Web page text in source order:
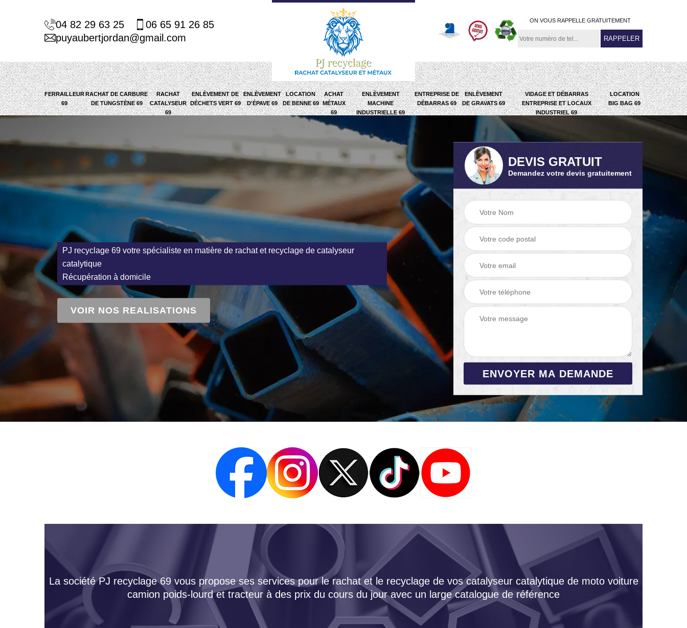
04 82 29 63 25
06 65 91 26 85
puyaubertjordan@gmail.com
ON VOUS RAPPELLE GRATUITEMENT
FERRAILLEUR
69
RACHAT DE CARBURE
DE TUNGSTÈNE 69
RACHAT
CATALYSEUR
69
ENLÈVEMENT DE
DÉCHETS VERT 69
ENLÈVEMENT
D'ÉPAVE 69
LOCATION
DE BENNE 69
ACHAT
MÉTAUX
69
ENLÈVEMENT
MACHINE
INDUSTRIELLE 69
ENTREPRISE DE
DÉBARRAS 69
ENLÈVEMENT
DE GRAVATS 69
VIDAGE ET DÉBARRAS
ENTREPRISE ET LOCAUX
INDUSTRIEL 69
LOCATION
BIG BAG 69
PJ recyclage 69 votre spécialiste en matière de rachat et recyclage de catalyseur
catalytique
Récupération à domicile
VOIR NOS REALISATIONS
DEVIS GRATUIT
Demandez votre devis gratuitement
La société PJ recyclage 69 vous propose ses services pour le rachat et le recyclage de vos catalyseur catalytique de moto voiture
camion poids-lourd et tracteur à des prix du cours du jour avec un large catalogue de référence